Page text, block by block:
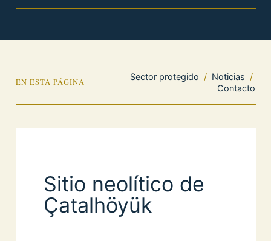
EN ESTA PÁGINA
Sector protegido / Noticias /
Contacto
Sitio neolítico de
Çatalhöyük